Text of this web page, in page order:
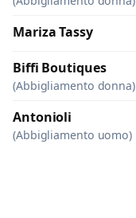
Mariza Tassy
Biffi Boutiques
(Abbigliamento donna)
Antonioli
(Abbigliamento uomo)